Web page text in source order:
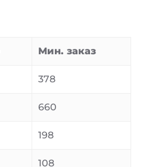
Мин. заказ
378
660
198
108